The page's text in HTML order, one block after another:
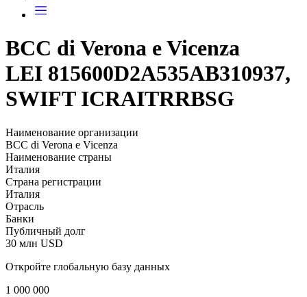
BCC di Verona e Vicenza
LEI 815600D2A535AB310937,
SWIFT ICRAITRRBSG
Наименование организации
BCC di Verona e Vicenza
Наименование страны
Италия
Страна регистрации
Италия
Отрасль
Банки
Публичный долг
30 млн USD
Откройте глобальную базу данных
1 000 000